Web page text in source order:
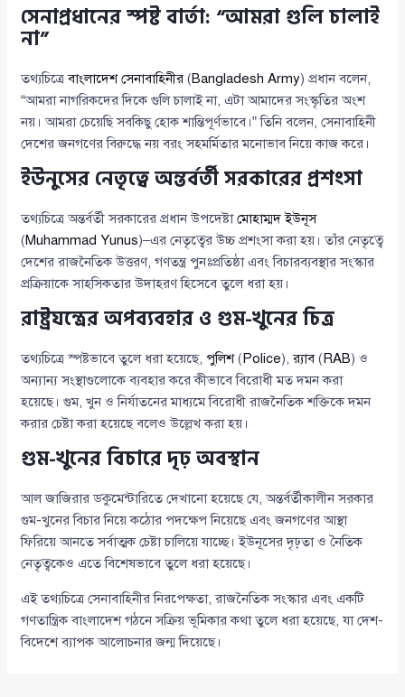
সেনাপ্রধানের স্পষ্ট বার্তা: “আমরা গুলি চালাই
না”
তথ্যচিত্রেবাংলাদেশ সেনাবাহিনীর (Bangladesh Army) প্রধান বলেন,
“আমরা নাগরিকদের দিকে গুলি চালাই না, এটা আমাদের সংস্কৃতির অংশ
নয়। আমরা চেয়েছি সবকিছু হোক শান্তিপূর্ণভাবে।” তিনি বলেন, সেনাবাহিনী
দেশের জনগণের বিরুদ্ধে নয় বরং সহমর্মিতার মনোভাব নিয়ে কাজ করে।
ইউনুসের নেতৃত্বে অন্তর্বর্তী সরকারের প্রশংসা
তথ্যচিত্রে অন্তর্বর্তী সরকারের প্রধান উপদেষ্টামোহাম্মদ ইউনূস
(Muhammad Yunus)–এর নেতৃত্বের উচ্চ প্রশংসা করা হয়। তাঁর নেতৃত্বে
দেশের রাজনৈতিক উত্তরণ, গণতন্ত্র পুনঃপ্রতিষ্ঠা এবং বিচারব্যবস্থার সংস্কার
প্রক্রিয়াকে সাহসিকতার উদাহরণ হিসেবে তুলে ধরা হয়।
রাষ্ট্রযন্ত্রের অপব্যবহার ও গুম-খুনের চিত্র
তথ্যচিত্রে স্পষ্টভাবে তুলে ধরা হয়েছে, পুলিশ(Police),র‍্যাব(RAB) ও
অন্যান্য সংস্থাগুলোকে ব্যবহার করে কীভাবে বিরোধী মত দমন করা
হয়েছে। গুম, খুন ও নির্যাতনের মাধ্যমে বিরোধী রাজনৈতিক শক্তিকে দমন
করার চেষ্টা করা হয়েছে বলেও উল্লেখ করা হয়।
গুম-খুনের বিচারে দৃঢ় অবস্থান
আল জাজিরার ডকুমেন্টারিতে দেখানো হয়েছে যে, অন্তর্বর্তীকালীন সরকার
গুম-খুনের বিচার নিয়ে কঠোর পদক্ষেপ নিয়েছে এবং জনগণের আস্থা
ফিরিয়ে আনতে সর্বাত্মক চেষ্টা চালিয়ে যাচ্ছে। ইউনূসের দৃঢ়তা ও নৈতিক
নেতৃত্বকেও এতে বিশেষভাবে তুলে ধরা হয়েছে।
এই তথ্যচিত্রে সেনাবাহিনীর নিরপেক্ষতা, রাজনৈতিক সংস্কার এবং একটি
গণতান্ত্রিক বাংলাদেশ গঠনে সক্রিয় ভূমিকার কথা তুলে ধরা হয়েছে, যা দেশ-
বিদেশে ব্যাপক আলোচনার জন্ম দিয়েছে।